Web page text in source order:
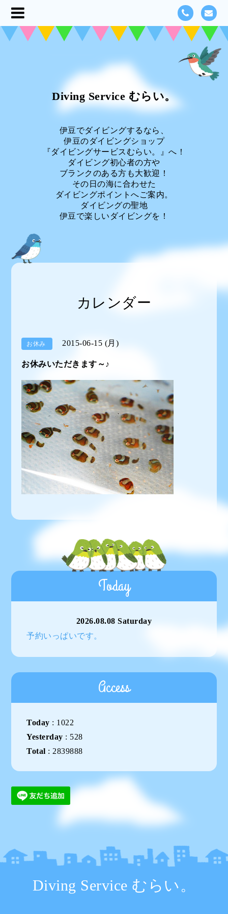
Diving Service むらい。
伊豆でダイビングするなら、
伊豆のダイビングショップ
『ダイビングサービスむらい。』へ！
ダイビング初心者の方や
ブランクのある方も大歓迎！
その日の海に合わせた
ダイビングポイントへご案内。
ダイビングの聖地
伊豆で楽しいダイビングを！
カレンダー
お休み 2015-06-15 (月)
お休みいただきます～♪
Today
2026.08.08 Saturday
予約いっぱいです。
Access
Today : 1022
Yesterday : 528
Total : 2839888
Diving Service むらい。